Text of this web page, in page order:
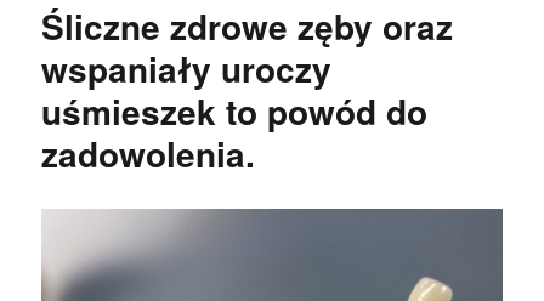
Trójmiasto
Śliczne zdrowe zęby oraz
wspaniały uroczy
uśmieszek to powód do
zadowolenia.